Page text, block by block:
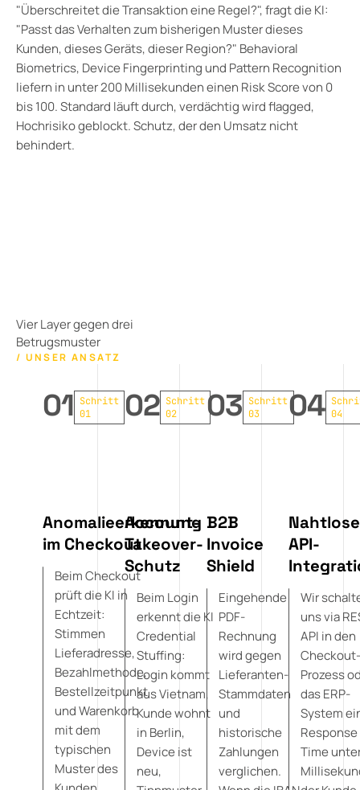
"Überschreitet die Transaktion eine Regel?", fragt die KI:
"Passt das Verhalten zum bisherigen Muster dieses
Kunden, dieses Geräts, dieser Region?" Behavioral
Biometrics, Device Fingerprinting und Pattern Recognition
liefern in unter 200 Millisekunden einen Risk Score von 0
bis 100. Standard läuft durch, verdächtig wird flagged,
Hochrisiko geblockt. Schutz, der den Umsatz nicht
behindert.
Vier Layer gegen drei
Betrugsmuster
/ UNSER ANSATZ
01 Schritt
01
Anomalieerkennung
im Checkout
Beim Checkout
prüft die KI in
Echtzeit:
Stimmen
Lieferadresse,
Bezahlmethode,
Bestellzeitpunkt
und Warenkorb
mit dem
typischen
Muster des
02 Schritt
02
Account-
Takeover-
Schutz
Beim Login
erkennt die KI
Credential
Stuffing:
Login kommt
aus Vietnam,
Kunde wohnt
in Berlin,
Device ist
neu,
03 Schritt
03
B2B
Invoice
Shield
Eingehende
PDF-
Rechnung
wird gegen
Lieferanten-
Stammdaten
und
historische
Zahlungen
verglichen.
04 04
Nahtlose
API-
Wir
uns via
API in den
Prozess
das ERP-
System
Response
Time